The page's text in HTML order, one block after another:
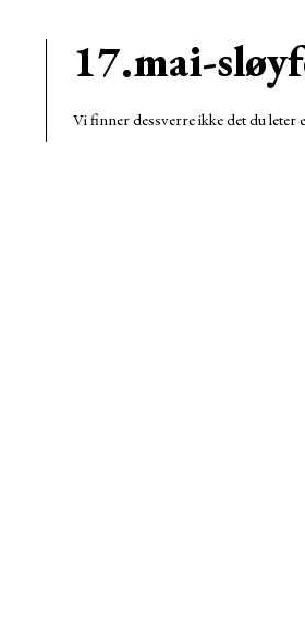
17.mai-
Vi finner dessverre ikke det du leter